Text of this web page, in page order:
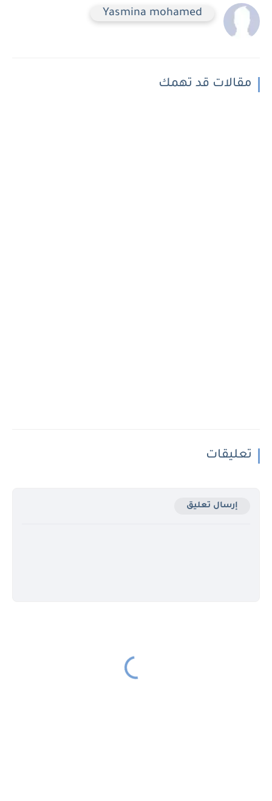
Yasmina mohamed
مقالات قد تهمك
تعليقات
إرسال تعليق